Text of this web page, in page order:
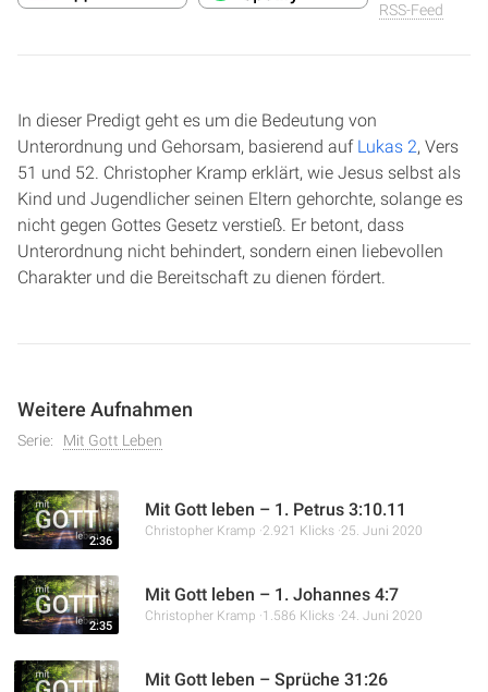
RSS-Feed
In dieser Predigt geht es um die Bedeutung von
Unterordnung und Gehorsam, basierend auf Lukas 2, Vers
51 und 52. Christopher Kramp erklärt, wie Jesus selbst als
Kind und Jugendlicher seinen Eltern gehorchte, solange es
nicht gegen Gottes Gesetz verstieß. Er betont, dass
Unterordnung nicht behindert, sondern einen liebevollen
Charakter und die Bereitschaft zu dienen fördert.
Weitere Aufnahmen
Serie: Mit Gott Leben
2:36
Mit Gott leben – 1. Petrus 3:10.11
Christopher Kramp 2.921 Klicks 25. Juni 2020
2:35
Mit Gott leben – 1. Johannes 4:7
Christopher Kramp 1.586 Klicks 24. Juni 2020
Mit Gott leben – Sprüche 31:26